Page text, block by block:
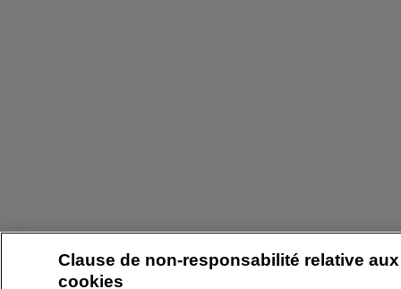
Clause de non-responsabilité relative aux
cookies